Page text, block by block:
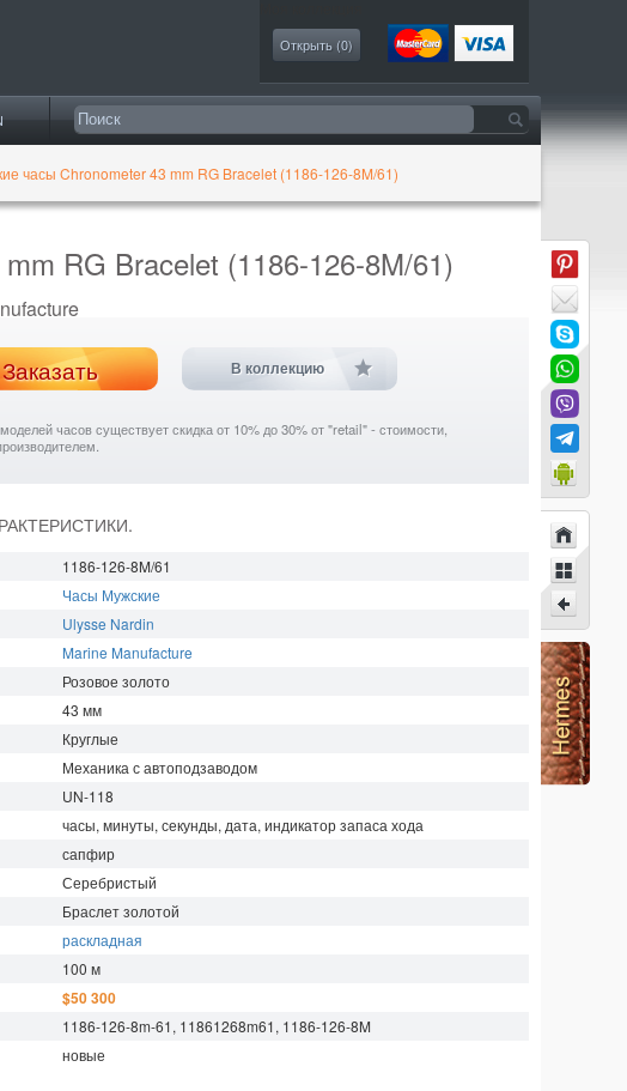
Открыть (0)
часы Chronometer 43 mm RG Bracelet (1186-126-8M/61)
RG Bracelet (1186-126-8M/61)
Заказать В коллекцию
часов существует скидка от 10% до 30% от "retail" - стоимости,
1186-126-8M/61
Часы Мужские
Ulysse Nardin
Marine Manufacture
Розовое золото
43 мм
Круглые
Механика с автоподзаводом
UN-118
часы, минуты, секунды, дата, индикатор запаса хода
сапфир
Серебристый
Браслет золотой
раскладная
100 м
$50 300
1186-126-8m-61, 11861268m61, 1186-126-8M
новые